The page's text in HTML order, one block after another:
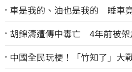
車是我的、油也是我的 睡車
胡錦濤遭傳中毒亡 4年前被架
中國全民玩梗！「竹知了」大